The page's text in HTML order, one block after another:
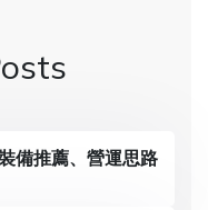
備推薦、營運思路